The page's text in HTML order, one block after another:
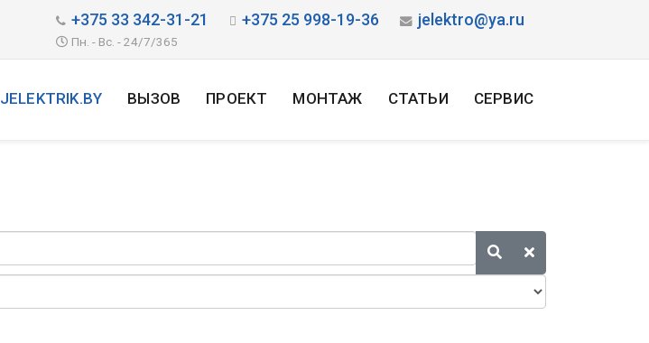
+375 33 342-31-21 +375 25 998-19-36 jelektro@ya.ru
Пн. - Вс. - 24/7/365
JELEKTRIK.BY ВЫЗОВ ПРОЕКТ МОНТАЖ СТАТЬИ СЕРВИС